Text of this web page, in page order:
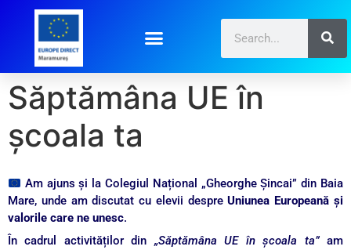
Săptămâna UE în
școala ta
Am ajuns și la Colegiul Național „Gheorghe Șincai” din Baia
Mare, unde am discutat cu elevii despreUniunea Europeană și
valorile care ne unesc.
În cadrul activităților din „Săptămâna UE în școala ta”am